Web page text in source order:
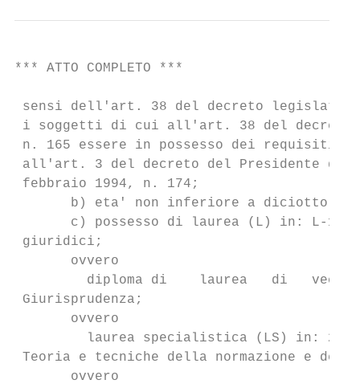
*** ATTO COMPLETO ***
sensi dell'art. 38 del decreto legislativo
i soggetti di cui all'art. 38 del decreto
n. 165 essere in possesso dei requisiti,
all'art. 3 del decreto del Presidente del
febbraio 1994, n. 174;
b) eta' non inferiore a diciotto
c) possesso di laurea (L) in: L-14
giuridici;
       ovvero
diploma di    laurea   di
Giurisprudenza;
       ovvero
laurea specialistica (LS) in: 22/
Teoria e tecniche della normazione e
       ovvero